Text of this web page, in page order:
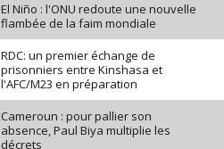
El Niño : l'ONU redoute une nouvelle
flambée de la faim mondiale
RDC: un premier échange de
prisonniers entre Kinshasa et
l'AFC/M23 en préparation
Cameroun : pour pallier son
absence, Paul Biya multiplie les
décrets